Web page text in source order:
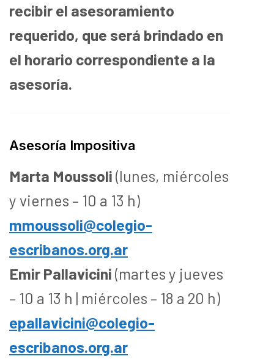
recibir el asesoramiento
requerido, que será brindado en
el horario correspondiente a la
asesoría.
Asesoría Impositiva
Marta Moussoli (lunes, miércoles
y viernes – 10 a 13 h)
mmoussoli@colegio-
escribanos.org.ar
Emir Pallavicini (martes y jueves
– 10 a 13 h | miércoles – 18 a 20 h)
epallavicini@colegio-
escribanos.org.ar